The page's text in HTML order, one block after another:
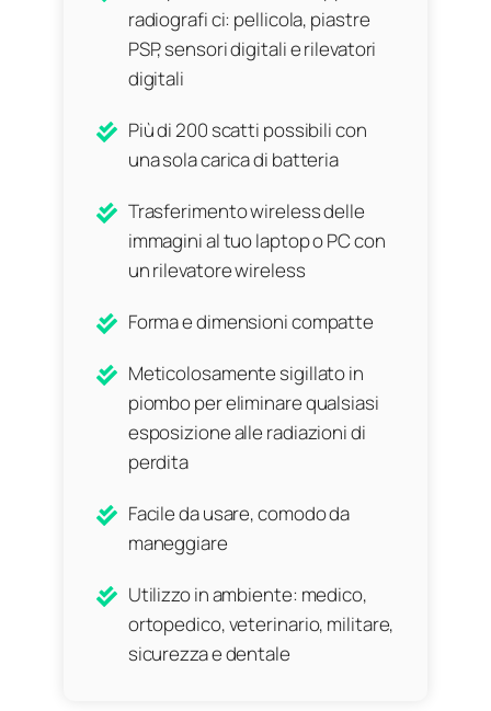
radiografi ci: pellicola, piastre
PSP, sensori digitali e rilevatori
digitali
Più di 200 scatti possibili con
una sola carica di batteria
Trasferimento wireless delle
immagini al tuo laptop o PC con
un rilevatore wireless
Forma e dimensioni compatte
Meticolosamente sigillato in
piombo per eliminare qualsiasi
esposizione alle radiazioni di
perdita
Facile da usare, comodo da
maneggiare
Utilizzo in ambiente: medico,
ortopedico, veterinario, militare,
sicurezza e dentale